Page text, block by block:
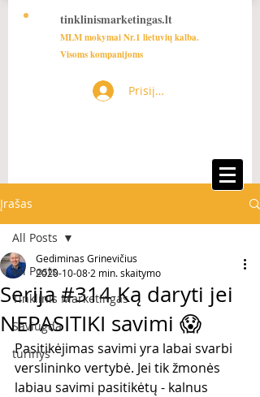
tinklinismarketingas.lt
MLM mokymai Nr.1 lietuvių kalba.
Visoms kompanijoms
Prisijungti
Įrašas
All Posts
Tinklinis Marketingas
Saviugda
turinys
All Posts
Serija #314 Ką daryti jei
NEPASITIKI savimi 😱
Gediminas Grinevičius
2020-10-08 2 min. skaitymo
Pasitikėjimas savimi yra labai svarbi
verslininko vertybė. Jei tik žmonės
labiau savimi pasitikėtų - kalnus